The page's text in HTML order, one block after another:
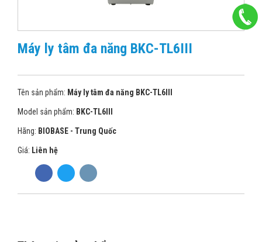
Máy ly tâm đa năng BKC-TL6III
Tên sản phẩm: Máy ly tâm đa năng BKC-TL6III
Model sản phẩm: BKC-TL6III
Hãng: BIOBASE - Trung Quốc
Giá: Liên hệ